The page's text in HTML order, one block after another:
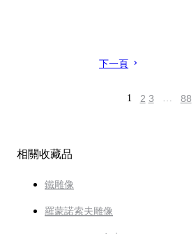
下一頁
1 2 3 … 88
相關收藏品
鐵雕像
羅蒙諾索夫雕像